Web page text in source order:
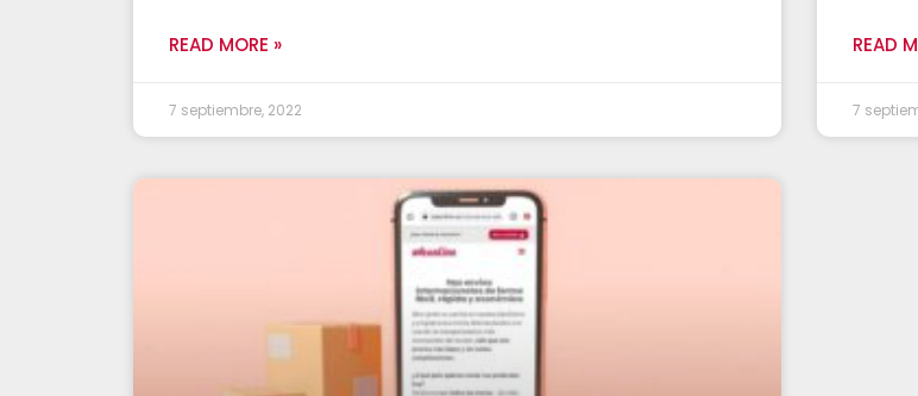
READ MORE »
7 septiembre, 2022
READ
7